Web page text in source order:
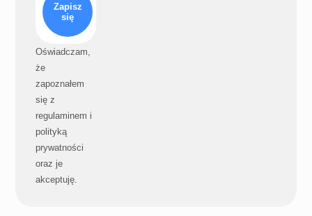
Zapisz
się
Oświadczam,
że
zapoznałem
się z
regulaminem i
polityką
prywatności
oraz je
akceptuję.